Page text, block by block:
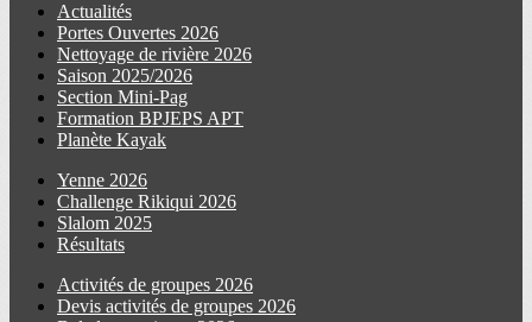
Actualités
Portes Ouvertes 2026
Nettoyage de rivière 2026
Saison 2025/2026
Section Mini-Pag
Formation BPJEPS APT
Planète Kayak
Yenne 2026
Challenge Rikiqui 2026
Slalom 2025
Résultats
Activités de groupes 2026
Devis activités de groupes 2026